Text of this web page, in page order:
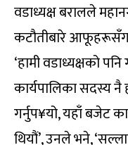
वडाध्यक्ष बरालले
कटौतीबारे
‘हामी वडाध्यक्षको
कार्यपालिका सदस्य
गर्नुप¥यो, यहाँ बजेट
थियौं’, उनले भने,